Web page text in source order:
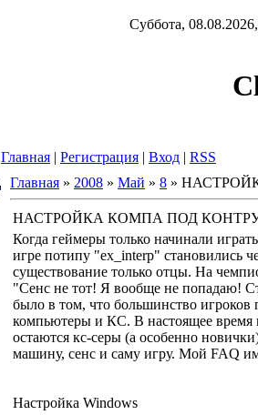
Суббота,
Главная | Регистрация | Вход | RSS
Главная » 2008 » Май » 8 »
НАСТРОЙКА КОМПА ПОД
Когда геймеры только начинали
игре потипу "ex_interp" становились
cуществование только отцы. На
"Сенс не тот! Я вообще не попадаю!
было в том, что большинство игроков
компьютеры и КС. В настоящее время
остаются кс-серы (а особенно
машину, сенс и саму игру. Мой FAQ
Настройка Windows